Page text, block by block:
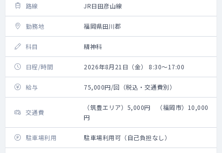
路線 JR日田彦山線
勤務地 福岡県田川郡
科目 精神科
日程/時間 2026年8月21日（金） 8:30～17:00
給与 75,000円/回（税込・交通費別）
交通費
（筑豊エリア）5,000円 （福岡市）10,000
円
駐車場利用 駐車場利用可（自己負担なし）